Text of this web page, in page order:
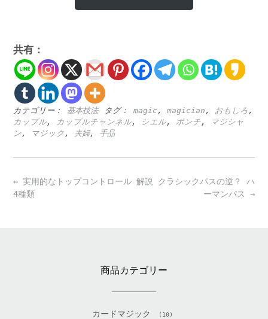
共有：
カテゴリー： 基本技法 タグ： magic , magician , おもしろ ,
カップル, カップルチャンネル, シエル, ポンチ,
マジシャ
ン, マジック , 夫婦, 手品
Post
navigation
解説 クラシックパスの逆？ ハ
ーマンパス →
← 実用的なトップコントロール
4種類
商品カテゴリー
カードマジック (10)